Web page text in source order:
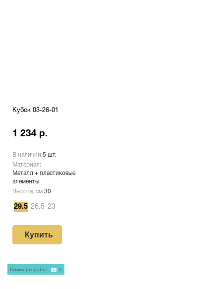
Кубок 03-26-01
1 234 р.
В наличии:5 шт.
Материал:
Металл + пластиковые
элементы
Высота, см:30
29.5 26.5 23
Купить
Примеры работ 3